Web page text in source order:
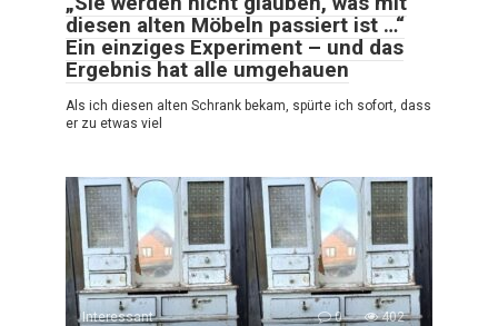
diesen alten Möbeln passiert ist …“
Ein einziges Experiment – und das
Ergebnis hat alle umgehauen
Als ich diesen alten Schrank bekam, spürte ich sofort, dass
er zu etwas viel
Interessant 0 402